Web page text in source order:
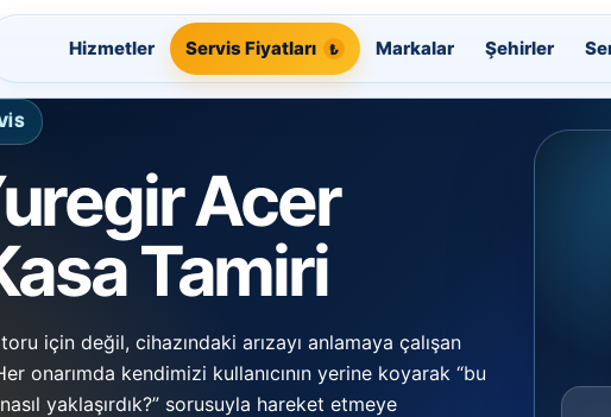
Hizmetler Servis Fiyatları Markalar Şehirler
Acer
Tamiri
için değil, cihazındaki arızayı anlamaya çalışan
onarımda kendimizi kullanıcının yerine koyarak “bu
yaklaşırdık?” sorusuyla hareket etmeye